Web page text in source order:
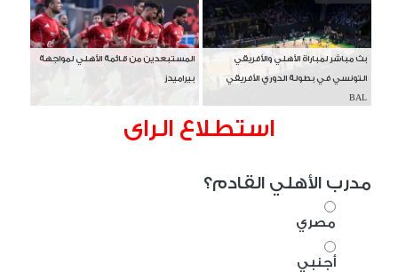
بث مباشر لمباراة الأهلي والأفريقي
التونسي في بطولة الدوري الأفريقي
BAL
المستبعدين من قائمة الأهلي لمواجهة
بيراميدز
استطلاع الراى
مدرب الأهلي القادم؟
مصري
أجنبي